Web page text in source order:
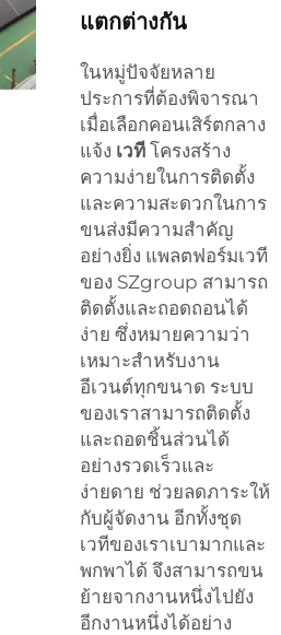
แตกต่างกัน
ในหมู่ปัจจัยหลาย
ประการที่ต้องพิจารณา
เมื่อเลือกคอนเสิร์ตกลาง
แจ้ง เวที โครงสร้าง
ความง่ายในการติดตั้ง
และความสะดวกในการ
ขนส่งมีความสำคัญ
อย่างยิ่ง แพลตฟอร์มเวที
ของ SZgroup สามารถ
ติดตั้งและถอดถอนได้
ง่าย ซึ่งหมายความว่า
เหมาะสำหรับงาน
อีเวนต์ทุกขนาด ระบบ
ของเราสามารถติดตั้ง
และถอดชิ้นส่วนได้
อย่างรวดเร็วและ
ง่ายดาย ช่วยลดภาระให้
กับผู้จัดงาน อีกทั้งชุด
เวทีของเราเบามากและ
พกพาได้ จึงสามารถขน
ย้ายจากงานหนึ่งไปยัง
อีกงานหนึ่งได้อย่าง